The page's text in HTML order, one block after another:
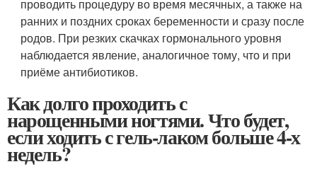
проводить процедуру во время месячных, а также на
ранних и поздних сроках беременности и сразу после
родов. При резких скачках гормонального уровня
наблюдается явление, аналогичное тому, что и при
приёме антибиотиков.
Как долго проходить с
нарощенными ногтями. Что будет,
если ходить с гель-лаком больше 4-х
недель?